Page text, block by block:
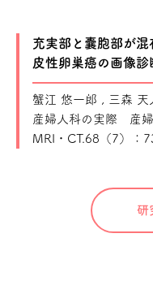
充実部と囊胞部が
皮性卵巣癌の画像診
蟹江 悠一郎 , 三森
産婦人科の実際 産
MRI・CT.68（7）：
研